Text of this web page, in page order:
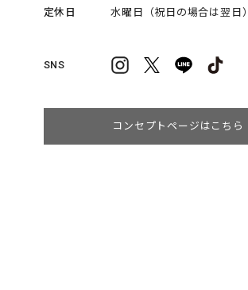
定休日 水曜日（祝日の場合は翌日）
SNS
コンセプトページはこちら